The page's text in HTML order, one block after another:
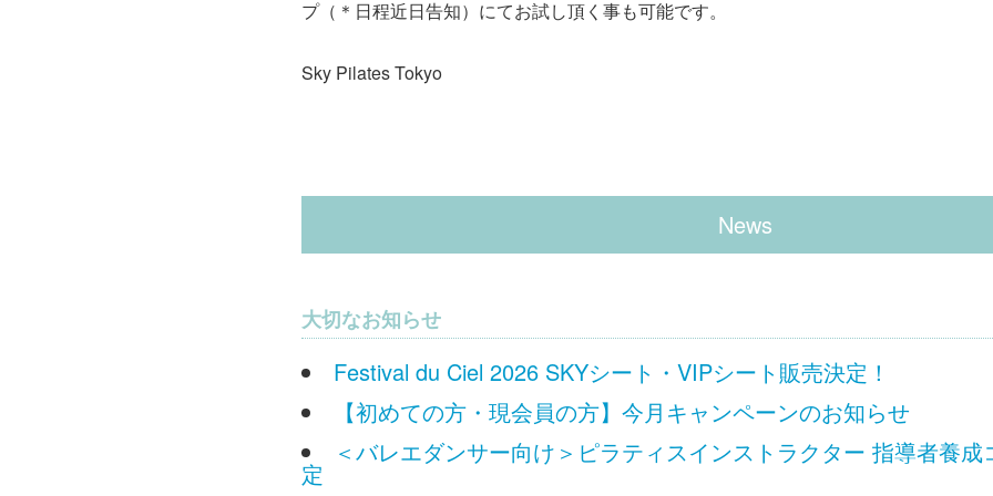
プ（＊日程近日告知）にてお試し頂く事も可能です。
Sky Pilates Tokyo
News
大切なお知らせ
Festival du Ciel 2026 SKYシート・VIPシート販売決定！
【初めての方・現会員の方】今月キャンペーンのお知らせ
＜バレエダンサー向け＞ピラティスインストラクター 指導者養
定